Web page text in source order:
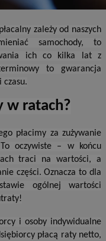
zależy od naszych
samochody, to
ich co kilka lat z
to gwarancja
czasu.
w ratach?
płacimy za zużywanie
oczywiste – w końcu
traci na wartości, a
części. Oznacza to dla
ogólnej wartości
i osoby indywidualne
płacą raty netto,